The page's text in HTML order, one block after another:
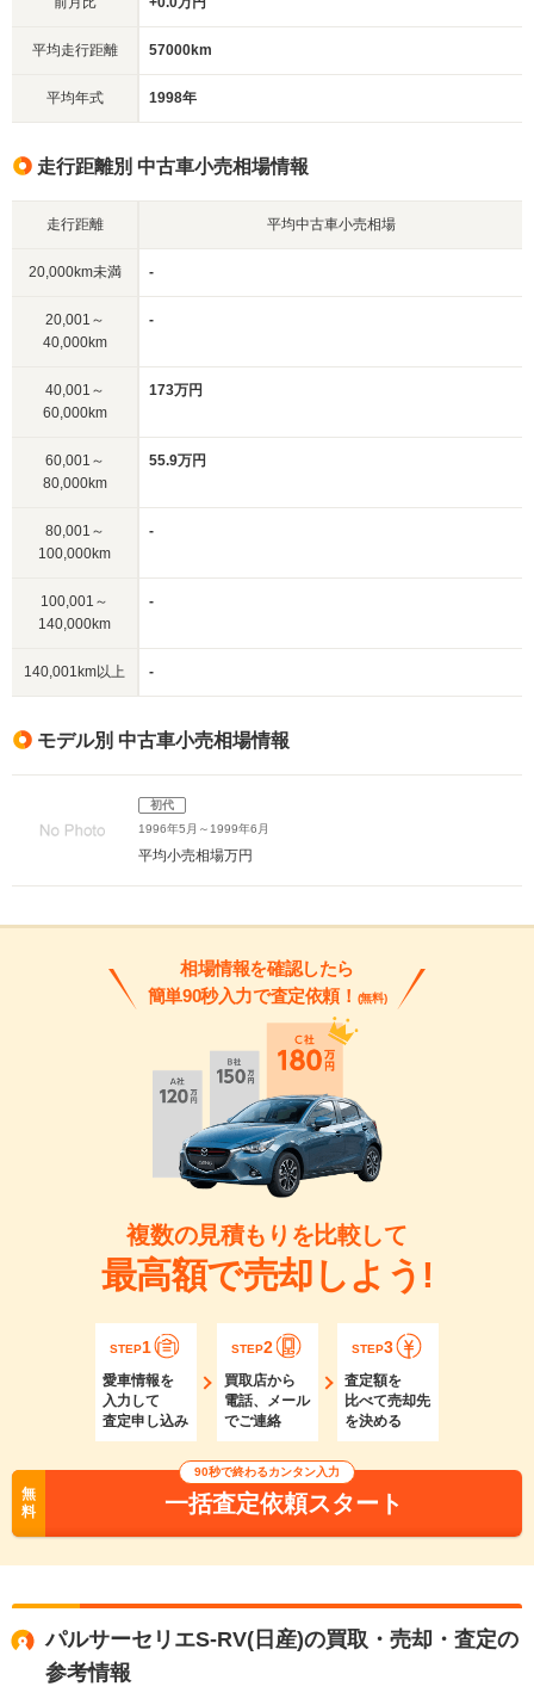
平均走行距離 57000km
平均年式 1998年
走行距離別 中古車小売相場情報
走行距離 平均中古車小売相場
20,000km未満 -
20,001～
40,000km
-
40,001～
60,000km
173万円
60,001～
80,000km
55.9万円
80,001～
100,000km
-
100,001～
140,000km
-
140,001km以上 -
モデル別 中古車小売相場情報
初代
1996年5月～1999年6月
平均小売相場万円
相場情報を確認したら
簡単90秒入力で査定依頼！ (無料)
複数の見積もりを比較して
最高額で売却しよう!
STEP1
愛車情報を
入力して
査定申し込み
STEP2
買取店から
電話、メール
でご連絡
STEP3
査定額を
比べて売却先
を決める
無
料
90秒で終わるカンタン入力
一括査定依頼スタート
パルサーセリエS-RV(日産)の買取・売却・査定の
参考情報